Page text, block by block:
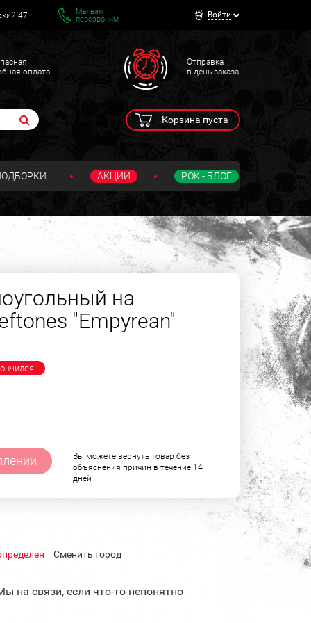
47
Мы вам
перезвоним
Войти
оплата
Отправка
в день заказа
Корзина пуста
АКЦИИ РОК - БЛОГ
на
"Empyrean"
Вы можете вернуть товар без
объяснения причин в течение 14
дней
Cменить город
на связи, если что-то непонятно